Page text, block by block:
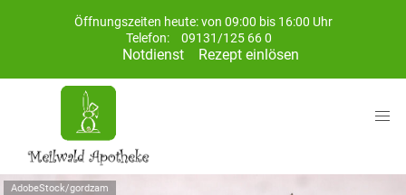
Öffnungszeiten heute: von 09:00 bis 16:00 Uhr
Telefon:
09131/125 66 0
Notdienst Rezept einlösen
AdobeStock/gordzam